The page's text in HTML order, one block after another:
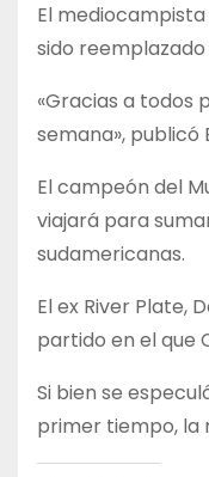
El
sido
«Gracias a todos
semana», publicó
El campeón del
viajará para
sudamericanas.
El ex River Plate,
partido en el que
Si bien se
primer tiempo, la